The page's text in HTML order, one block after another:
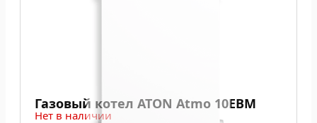
Газовый котел ATON Atmo 10ЕВМ
Нет в наличии